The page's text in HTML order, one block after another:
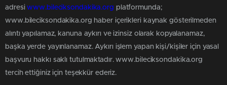
adresiwww.bileciksondakika.org platformunda;
www.bileciksondakika.org haber içerikleri kaynak gösterilmeden
alıntı yapılamaz, kanuna aykırı ve izinsiz olarak kopyalanamaz,
başka yerde yayınlanamaz. Aykırı işlem yapan kişi/kişiler için yasal
başvuru hakkı saklı tutulmaktadır. www.bileciksondakika.org
tercih ettiğiniz için teşekkür ederiz.